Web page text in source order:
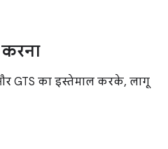
GTS का इस्तेमाल करके, लागू